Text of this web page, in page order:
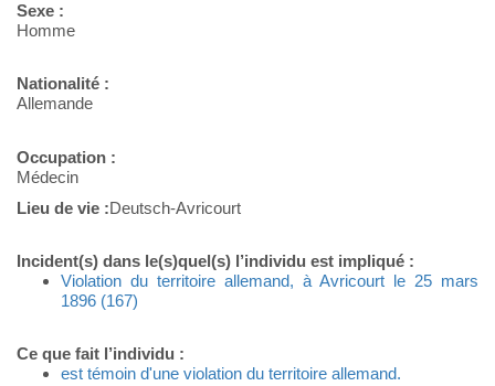
Sexe :
Homme
Nationalité :
Allemande
Occupation :
Médecin
Lieu de vie :Deutsch-Avricourt
Incident(s) dans le(s)quel(s) l’individu est impliqué :
Violation du territoire allemand, à Avricourt le 25 mars
1896 (167)
Ce que fait l’individu :
est témoin d'une violation du territoire allemand.